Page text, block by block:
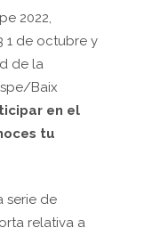
2022,
1 de octubre y
de la
Baix
en el
tu
serie de
relativa a